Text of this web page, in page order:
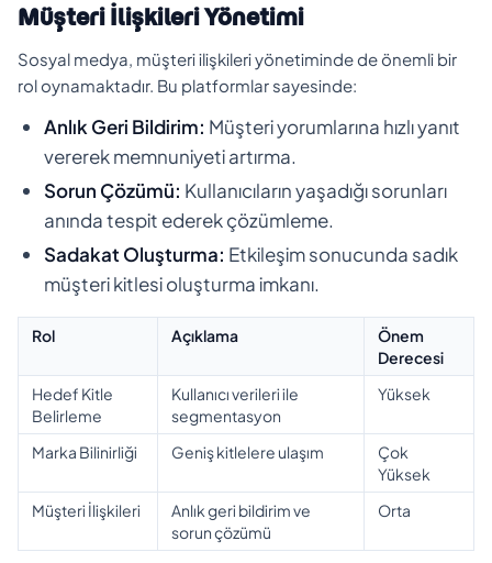
Müşteri İlişkileri Yönetimi
Sosyal medya, müşteri ilişkileri yönetiminde de önemli bir
rol oynamaktadır. Bu platformlar sayesinde:
Anlık Geri Bildirim: Müşteri yorumlarına hızlı yanıt
vererek memnuniyeti artırma.
Sorun Çözümü: Kullanıcıların yaşadığı sorunları
anında tespit ederek çözümleme.
Sadakat Oluşturma: Etkileşim sonucunda sadık
müşteri kitlesi oluşturma imkanı.
Rol Açıklama
Önem
Derecesi
Hedef Kitle
Belirleme
Kullanıcı verileri ile
segmentasyon
Yüksek
Marka Bilinirliği Geniş kitlelere ulaşım
Çok
Yüksek
Müşteri İlişkileri
Anlık geri bildirim ve
sorun çözümü
Orta